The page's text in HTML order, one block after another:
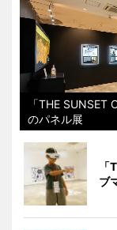
「THE SUNSET
のパネル展
ブ